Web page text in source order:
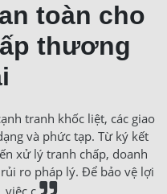
toàn cho
thương
tranh khốc liệt, các giao
và phức tạp. Từ ký kết
xử lý tranh chấp, doanh
ro pháp lý. Để bảo vệ lợi
việc c